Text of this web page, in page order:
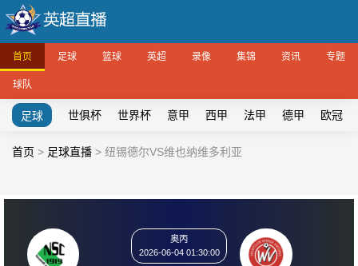
首页 足球 篮球 英超 录像 集锦 资讯 专题
球队
足球 世俱杯 世界杯 意甲 西甲 法甲 德甲 欧冠
首页 > 足球直播 > 纽锡德尔VS维也纳维多利亚